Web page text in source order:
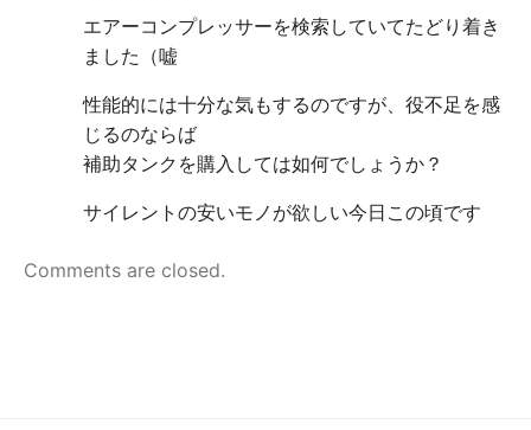
エアーコンプレッサーを検索していてたどり着き
ました（嘘
性能的には十分な気もするのですが、役不足を感
じるのならば
補助タンクを購入しては如何でしょうか？
サイレントの安いモノが欲しい今日この頃です
Comments are closed.